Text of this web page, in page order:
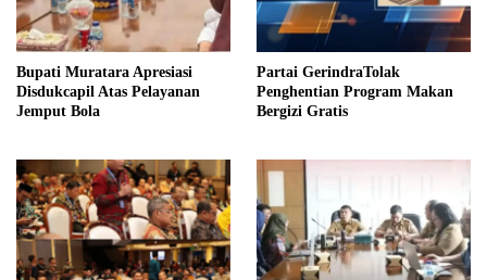
Bupati Muratara Apresiasi
Disdukcapil Atas Pelayanan
Jemput Bola
Partai GerindraTolak
Penghentian Program Makan
Bergizi Gratis